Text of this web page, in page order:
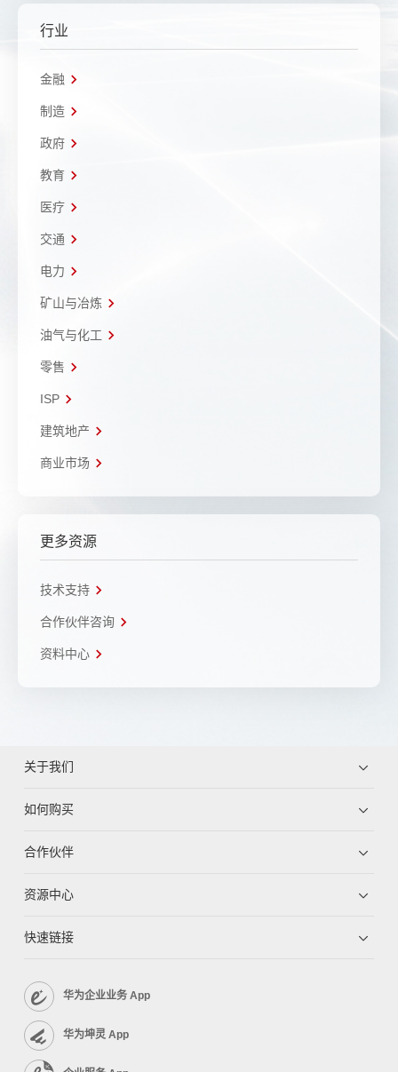
行业
金融
制造
政府
教育
医疗
交通
电力
矿山与冶炼
油气与化工
零售
ISP
建筑地产
商业市场
更多资源
技术支持
合作伙伴咨询
资料中心
关于我们
如何购买
合作伙伴
资源中心
快速链接
华为企业业务 App
华为坤灵 App